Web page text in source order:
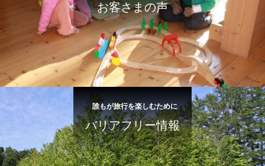
お客さまの声
誰もが旅行を楽しむために
バリアフリー情報